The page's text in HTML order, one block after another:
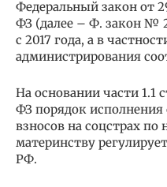
Федеральный закон от
ФЗ (далее – Ф. закон №
с 2017 года, а в
администрирования
На основании части 1.1
ФЗ порядок исполнения
взносов на соцстрах по
материнству
РФ.